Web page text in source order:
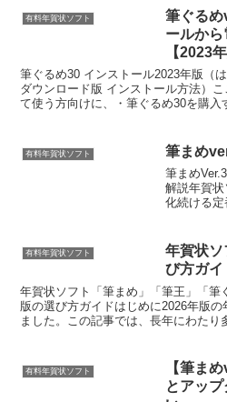
有料年賀状ソフト
筆ぐるめ
ールか
【2023年
筆ぐるめ30 インストール2023年版（
ダウンロード版 インストール方法）
て使う方向けに、・筆ぐるめ30を購
有料年賀状ソフト 筆まめ
筆まめ
解説年賀
化続ける
能が優れ
トカード
な...
有料年賀状ソフト
年賀状ソ
び方ガイ
年賀状ソフト「筆まめ」「筆王」「筆
版の選び方ガイドはじめに2026年版
ました。この記事では、長年にわたり
有料年賀状ソフト
【筆ま
とアッ